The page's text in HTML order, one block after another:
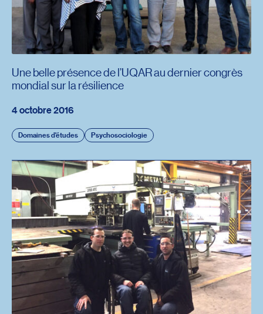
4 octobre 2016
Domaines d'études Psychosociologie
Une belle présence de l’UQAR au dernier congrès
mondial sur la résilience